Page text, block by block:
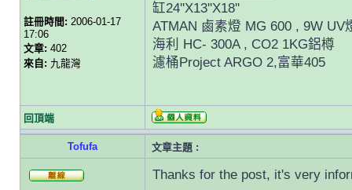
註冊時間: 2006-01-17
17:06
文章: 402
來自: 九龍灣
缸24''X13''X18''
ATMAN 鹵素燈 MG 600 , 9W UV
海利 HC- 300A , CO2 1KG鋁樽
濾桶Project ARGO 2,富華405
回頂端
Tofufa 文章主題 :
Thanks for the post, it's very